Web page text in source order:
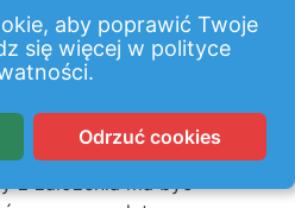
Audit do potrzeb
parametrów
narzędzie, które
aby poprawić Twoje
się więcej w polityce
.
Odrzuć cookies